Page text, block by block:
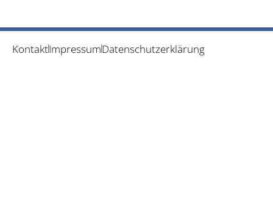
KontaktImpressumDatenschutzerklärung